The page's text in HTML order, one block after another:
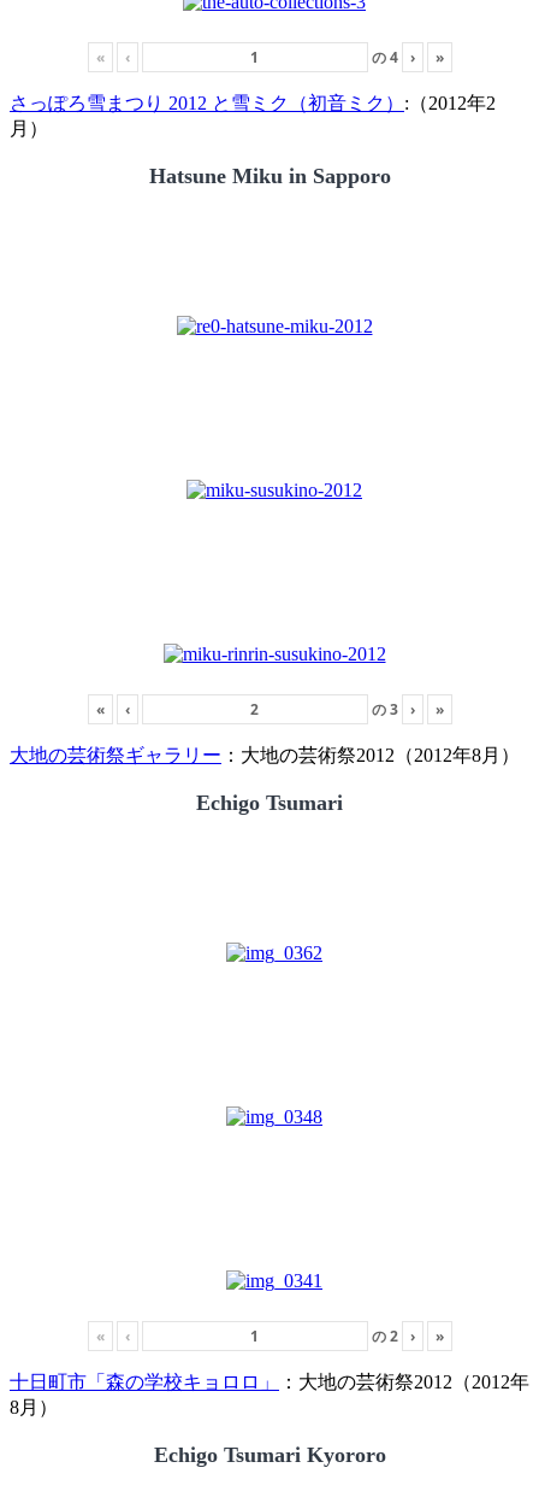
« ‹ の4 › »
さっぽろ雪まつり 2012 と雪ミク（初音ミク） :（2012年2
月）
Hatsune Miku in Sapporo
« ‹ の3 › »
大地の芸術祭ギャラリー ：大地の芸術祭2012（2012年8月）
Echigo Tsumari
« ‹ の2 › »
十日町市「森の学校キョロロ」
：大地の芸術祭2012（2012年
8月）
Echigo Tsumari Kyororo